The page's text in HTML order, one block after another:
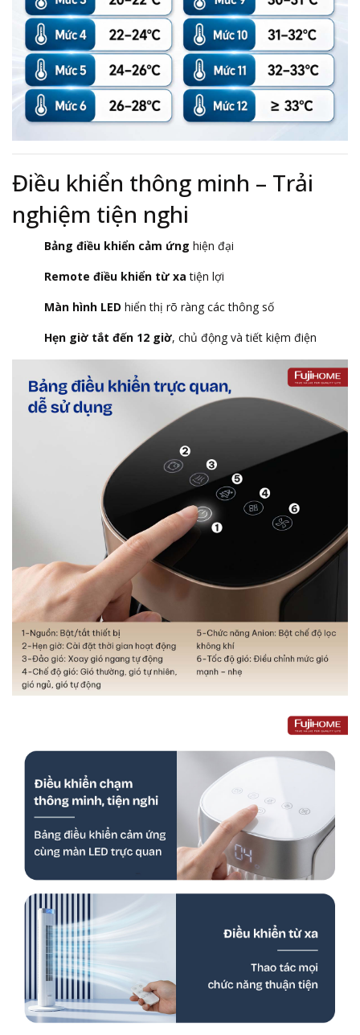
Điều khiển thông minh – Trải
nghiệm tiện nghi
Bảng điều khiển cảm ứng hiện đại
Remote điều khiển từ xa tiện lợi
Màn hình LED hiển thị rõ ràng các thông số
Hẹn giờ tắt đến 12 giờ, chủ động và tiết kiệm điện